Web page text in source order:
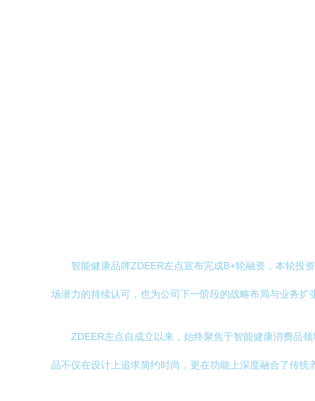
智能健康品牌ZDEER左点宣布完成B+轮融资，本轮投
场潜力的持续认可，也为公司下一阶段的战略布局与业务扩
ZDEER左点自成立以来，始终聚焦于智能健康消费品
品不仅在设计上追求简约时尚，更在功能上深度融合了传